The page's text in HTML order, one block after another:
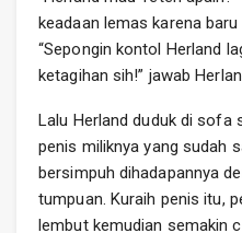
keadaan lemas karena
“Sepongin kontol Herland
ketagihan sih!” jawab
Lalu Herland duduk di sofa
penis miliknya yang sudah
bersimpuh dihadapannya
tumpuan. Kuraih penis itu,
lembut kemudian semakin